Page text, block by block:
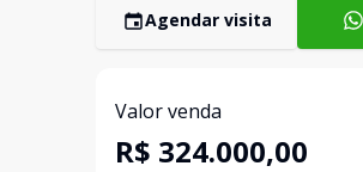
Agendar visita
Valor venda
R$ 324.000,00